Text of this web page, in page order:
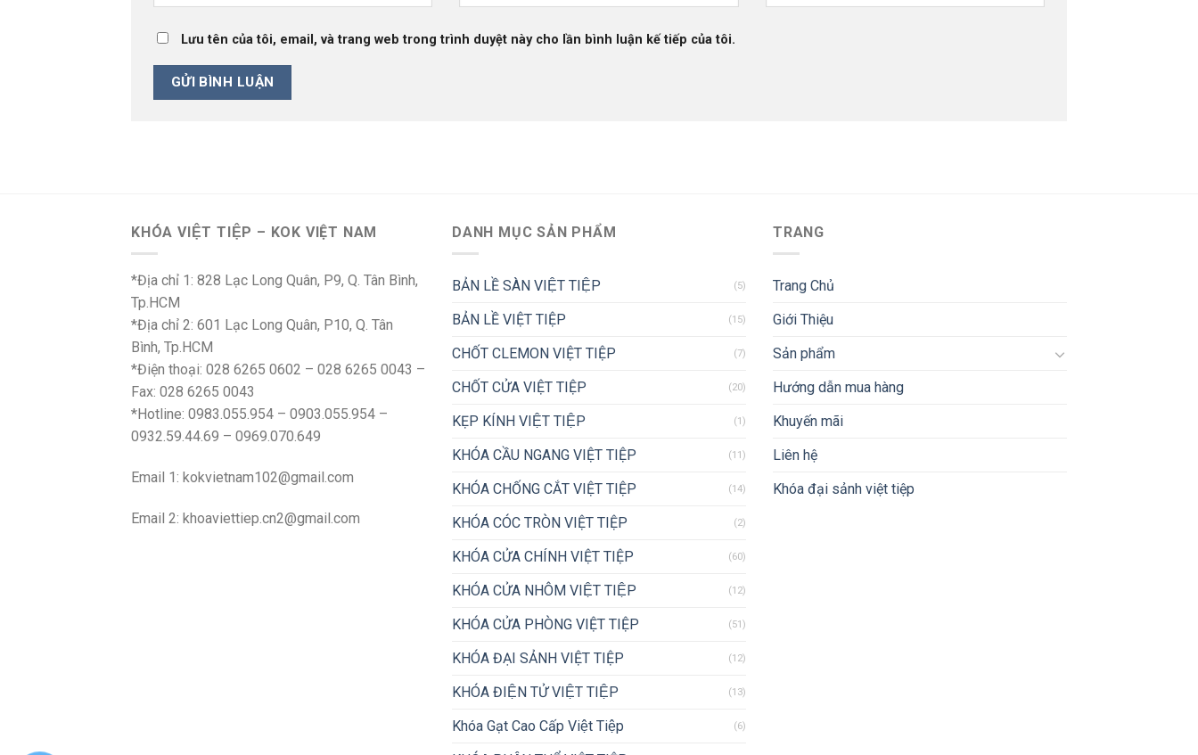
Lưu tên của tôi, email, và trang web trong trình duyệt này cho lần bình luận kế tiếp của tôi.
KHÓA VIỆT TIỆP – KOK VIỆT NAM
*Địa chỉ 1: 828 Lạc Long Quân, P9, Q. Tân Bình,
Tp.HCM
*Địa chỉ 2: 601 Lạc Long Quân, P10, Q. Tân
Bình, Tp.HCM
*Điện thoại: 028 6265 0602 – 028 6265 0043 –
Fax: 028 6265 0043
*Hotline: 0983.055.954 – 0903.055.954 –
0932.59.44.69 – 0969.070.649
Email 1: kokvietnam102@gmail.com
Email 2: khoaviettiep.cn2@gmail.com
DANH MỤC SẢN PHẨM
BẢN LỀ SÀN VIỆT TIỆP (5)
BẢN LỀ VIỆT TIỆP (15)
CHỐT CLEMON VIỆT TIỆP (7)
CHỐT CỬA VIỆT TIỆP (20)
KẸP KÍNH VIỆT TIỆP (1)
KHÓA CẦU NGANG VIỆT TIỆP (11)
KHÓA CHỐNG CẮT VIỆT TIỆP (14)
KHÓA CÓC TRÒN VIỆT TIỆP (2)
KHÓA CỬA CHÍNH VIỆT TIỆP (60)
KHÓA CỬA NHÔM VIỆT TIỆP (12)
KHÓA CỬA PHÒNG VIỆT TIỆP (51)
KHÓA ĐẠI SẢNH VIỆT TIỆP (12)
KHÓA ĐIỆN TỬ VIỆT TIỆP (13)
Khóa Gạt Cao Cấp Việt Tiệp (6)
TRANG
Trang Chủ
Giới Thiệu
Sản phẩm
Hướng dẫn mua hàng
Khuyến mãi
Liên hệ
Khóa đại sảnh việt tiệp